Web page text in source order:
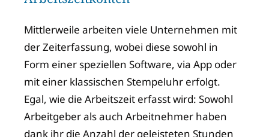
Mittlerweile arbeiten viele Unternehmen mit
der Zeiterfassung, wobei diese sowohl in
Form einer speziellen Software, via App oder
mit einer klassischen Stempeluhr erfolgt.
Egal, wie die Arbeitszeit erfasst wird: Sowohl
Arbeitgeber als auch Arbeitnehmer haben
dank ihr die Anzahl der geleisteten Stunden